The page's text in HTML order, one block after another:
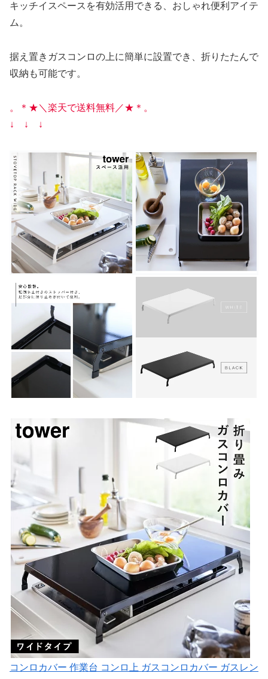
キッチイスペースを有効活用できる、おしゃれ便利アイテ
ム。
据え置きガスコンロの上に簡単に設置でき、折りたたんで
収納も可能です。
。＊★＼楽天で送料無料／★＊。
↓ ↓ ↓
コンロカバー 作業台 コンロ上 ガスコンロカバー ガスレン